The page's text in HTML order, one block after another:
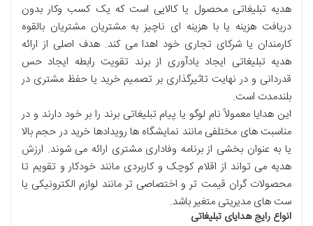
هدیه تبلیغاتی محصول یا کالایی است که یک کسب وکار بدون
دریافت هزینه یا با هزینه ای ناچیز به مشتریان مشتریان بالقوه
کارمندان یا شرکای تجاری خود اهدا می کند. هدف اصلی از ارائه
هدیه تبلیغاتی ایجاد یادآوری از برند تقویت رابطه ایجاد حس
قدردانی و در نهایت تاثیرگذاری بر تصمیم خرید یا حفظ مشتری در
بلندمدت است.
این هدایا معمولاً نام لوگو یا پیام تبلیغاتی برند را بر خود دارند و در
مناسبت های مختلفی مانند نمایشگاه ها رویدادها خرید در حجم بالا
یا به عنوان بخشی از برنامه وفاداری مشتری ارائه می شوند. ارزش
هدیه می تواند از اقلام کوچک و کاربردی مانند خودکار و تقویم تا
محصولات گران قیمت تر و اختصاصی تر مانند لوازم الکترونیکی یا
ست های مدیریتی متغیر باشد.
انواع رایج هدایای تبلیغاتی